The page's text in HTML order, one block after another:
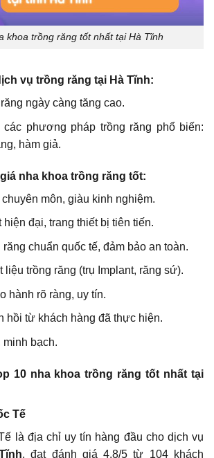
khoa trồng răng tốt nhất tại Hà Tĩnh
vụ trồng răng tại Hà Tĩnh:
ngày càng tăng cao.
các phương pháp trồng răng phổ biến:
hàm giả.
nha khoa trồng răng tốt:
môn, giàu kinh nghiệm.
đại, trang thiết bị tiên tiến.
răng chuẩn quốc tế, đảm bảo an toàn.
trồng răng (trụ Implant, răng sứ).
hành rõ ràng, uy tín.
hồi từ khách hàng đã thực hiện.
bạch.
10 nha khoa trồng răng tốt nhất tại
Tế
là địa chỉ uy tín hàng đầu cho dịch vụ
, đạt đánh giá 4.8/5 từ 104 khách